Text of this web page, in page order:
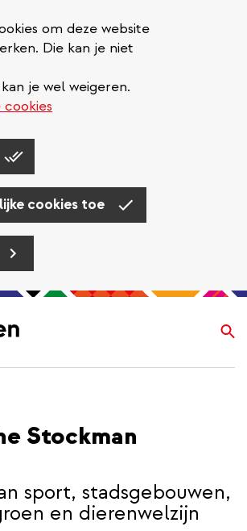
om deze website
Die kan je niet
je wel weigeren.
cookies toe
Stockman
sport, stadsgebouwen,
en dierenwelzijn